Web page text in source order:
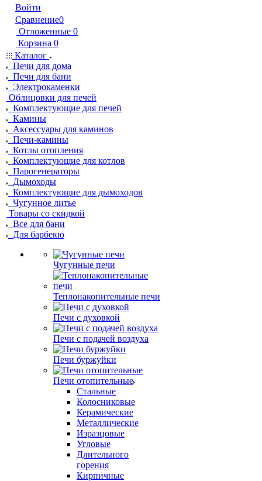
Войти
Сравнение0
Отложенные 0
Корзина 0
Каталог
Печи для дома
Печи для бани
Электрокаменки
Облицовки для печей
Комплектующие для печей
Камины
Аксессуары для каминов
Печи-камины
Котлы отопления
Комплектующие для котлов
Парогенераторы
Дымоходы
Комплектующие для дымоходов
Чугунное литье
Товары со скидкой
Все для бани
Для барбекю
Чугунные печи
Теплонакопительные печи
Печи с духовкой
Печи с подачей воздуха
Печи буржуйки
Печи отопительные
Стальные
Колосниковые
Керамические
Металлические
Изразцовые
Угловые
Длительного
горения
Кирпичные